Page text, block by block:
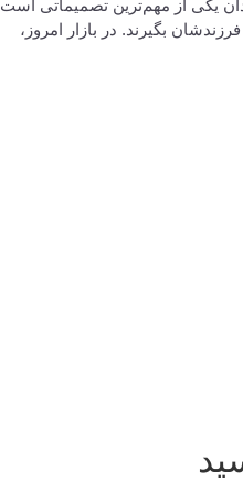
یکی از مهم‌ترین تصمیماتی است
بگیرند. در بازار امروز،